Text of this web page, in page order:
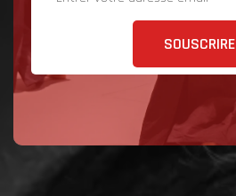
SOUSCRIRE